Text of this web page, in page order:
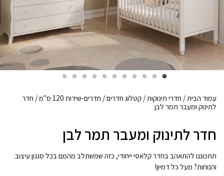
עמוד הבית/ חדרי תינוקות/ קטלוג חדרים/ חדרים-שידות 120 ס"מ
/ חדר
לתינוק ומעבר תמר לבן
חדר לתינוק ומעבר תמר לבן
תתכוננו להתאהב בחדר קלאסי ייחודי, כזה שמשתלב מהמם בכל סגנון עיצוב.
והנוחות? מעל כל דמיון!